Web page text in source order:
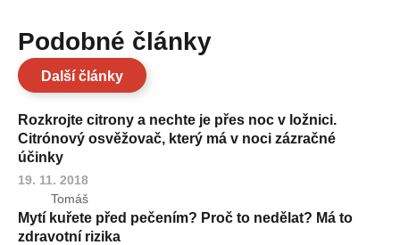
Podobné články
Další články
Rozkrojte citrony a nechte je přes noc v ložnici.
Citrónový osvěžovač, který má v noci zázračné
účinky
19. 11. 2018
Tomáš
Mytí kuřete před pečením? Proč to nedělat? Má to
zdravotní rizika